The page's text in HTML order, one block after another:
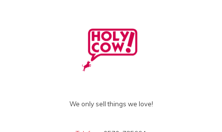
We only sell things we love!